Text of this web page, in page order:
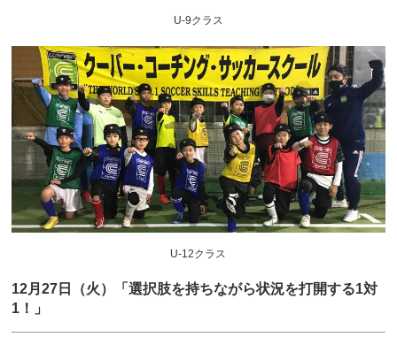
U-9クラス
U-12クラス
12月27日（火）「選択肢を持ちながら状況を打開する1対
1！」